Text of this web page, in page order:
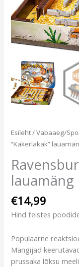
Esileht/Vabaaeg/
“Kakerlakak”
lauamäng
€14,99
Hind teistes
Populaarne
Mängijad
prussaka lõksu